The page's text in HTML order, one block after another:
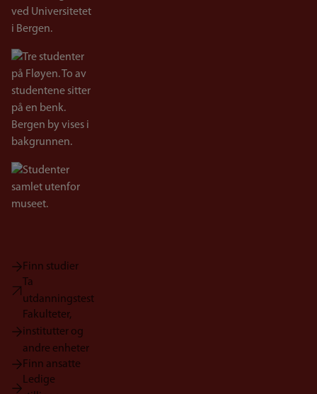
Bilde
Bilde
Finn studier
Ta
utdanningstest
Fakulteter,
institutter og
andre enheter
Finn ansatte
Ledige